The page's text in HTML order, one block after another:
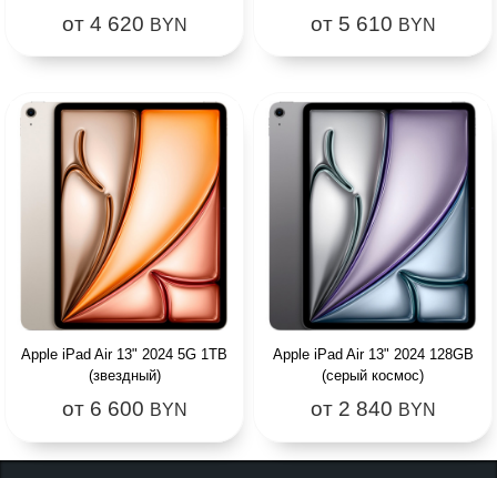
от 4 620 BYN от 5 610 BYN
Apple iPad Air 13" 2024 5G 1TB
(звездный)
от 6 600 BYN
Apple iPad Air 13" 2024 128GB
(серый космос)
от 2 840 BYN